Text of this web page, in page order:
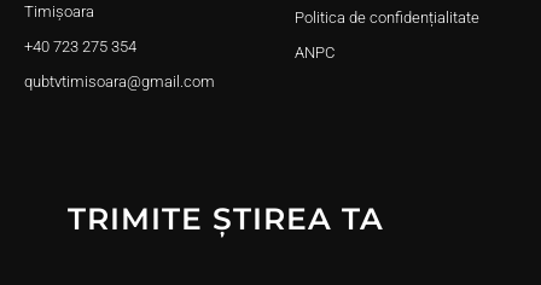
Timișoara
+40 723 275 354
qubtvtimisoara@gmail.com
Politica de confidențialitate
ANPC
TRIMITE ȘTIREA TA